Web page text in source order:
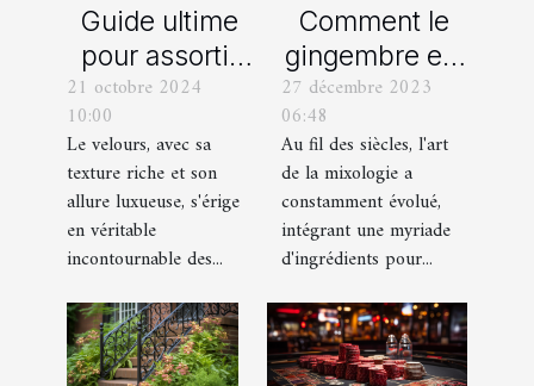
Guide ultime
pour assortir
vos
chaussures
avec des
pantalons en
velours
21 octobre 2024
10:00
Le velours, avec sa
texture riche et son
allure luxueuse, s'érige
en véritable
incontournable des...
Comment le
gingembre est
devenu un
ingrédient clé
dans la
mixologie
moderne
27 décembre 2023
06:48
Au fil des siècles, l'art
de la mixologie a
constamment évolué,
intégrant une myriade
d'ingrédients pour...